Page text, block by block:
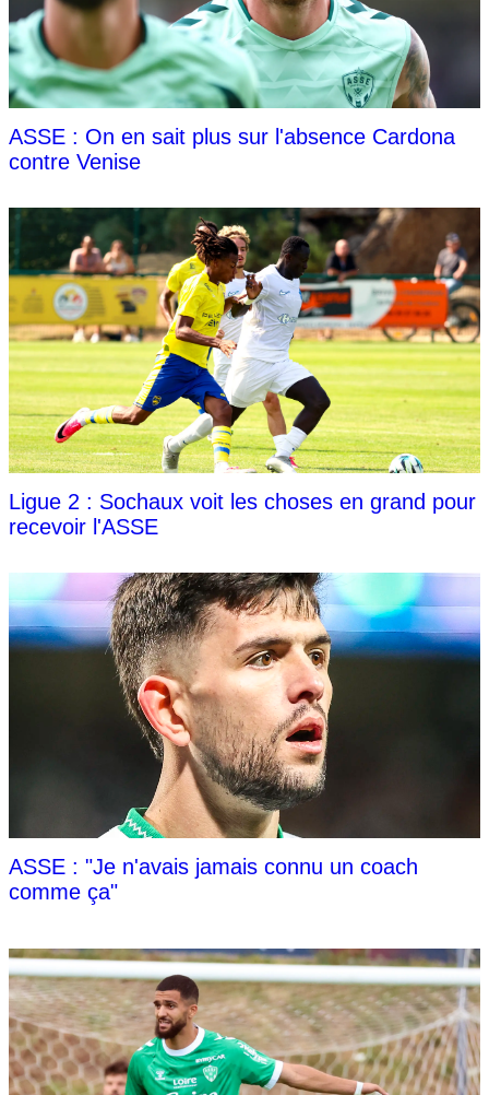
ASSE : On en sait plus sur l'absence Cardona
contre Venise
Ligue 2 : Sochaux voit les choses en grand pour
recevoir l'ASSE
ASSE : "Je n'avais jamais connu un coach
comme ça"